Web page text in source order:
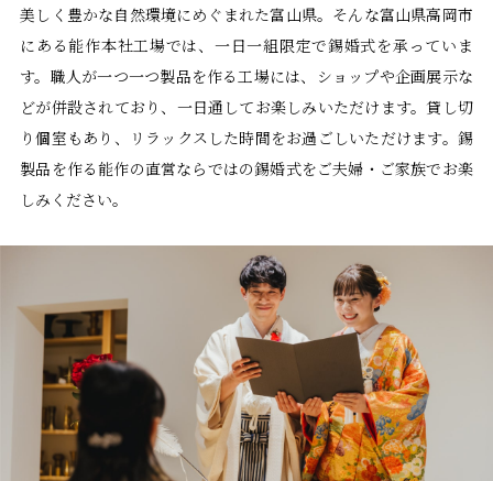
観光×宿泊プ
医療機器
錫リサイクル
プロジェクト
採用情報
美しく豊かな自然環境にめぐまれた富山県。そんな富山県高岡市
にある能作本社工場では、一日一組限定で錫婚式を承っていま
す。職人が一つ一つ製品を作る工場には、ショップや企画展示な
どが併設されており、一日通してお楽しみいただけます。貸し切
り個室もあり、リラックスした時間をお過ごしいただけます。錫
製品を作る能作の直営ならではの錫婚式をご夫婦・ご家族でお楽
しみください。